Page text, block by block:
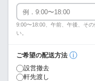
9:00〜18:00、午前、午後、そ
い。
ご希望の配送方法 ⓘ
設営撤去
軒先渡し